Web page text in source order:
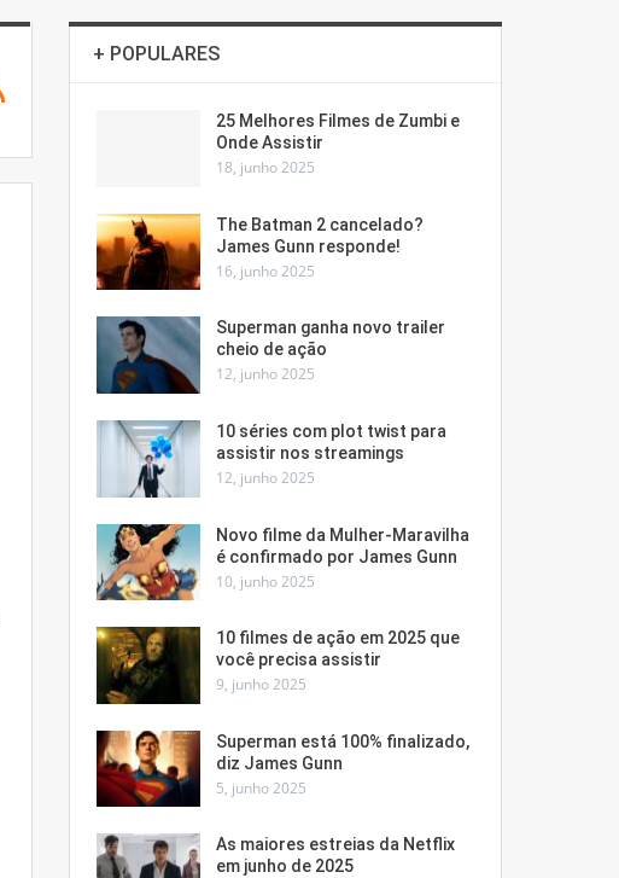
+ POPULARES
25 Melhores Filmes de Zumbi e
Onde Assistir
18, junho 2025
The Batman 2 cancelado?
James Gunn responde!
16, junho 2025
Superman ganha novo trailer
cheio de ação
12, junho 2025
10 séries com plot twist para
assistir nos streamings
12, junho 2025
Novo filme da Mulher-Maravilha
é confirmado por James Gunn
10, junho 2025
10 filmes de ação em 2025 que
você precisa assistir
9, junho 2025
Superman está 100% finalizado,
diz James Gunn
5, junho 2025
As maiores estreias da Netflix
em junho de 2025